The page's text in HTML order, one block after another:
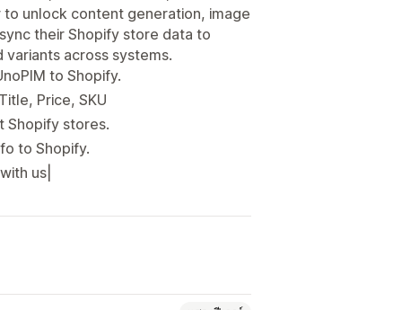
unlock content generation, image
their Shopify store data to
across systems.
to Shopify.
Price, SKU
Shopify stores.
to Shopify.
us|